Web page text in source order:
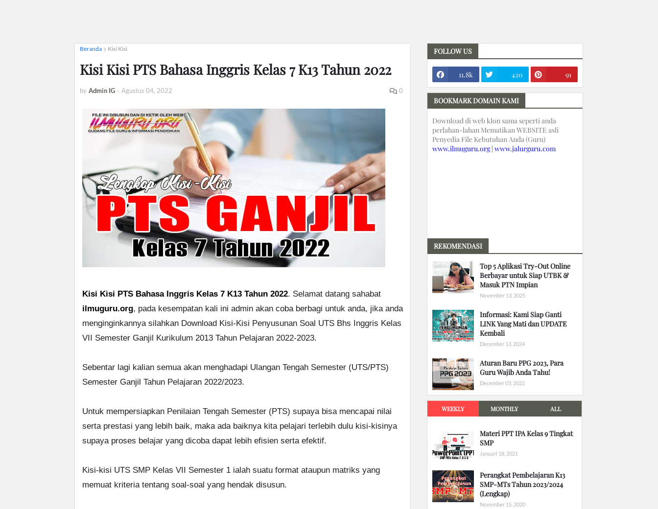
Beranda Kisi Kisi
Kisi Kisi PTS Bahasa Inggris Kelas 7 K13 Tahun 2022
by Admin IG - Agustus 04, 2022 0
Kisi Kisi PTS Bahasa Inggris Kelas 7 K13 Tahun 2022. Selamat datang sahabat
ilmuguru.org, pada kesempatan kali ini admin akan coba berbagi untuk anda, jika anda
menginginkannya silahkan Download Kisi-Kisi Penyusunan Soal UTS Bhs Inggris Kelas
VII Semester Ganjil Kurikulum 2013 Tahun Pelajaran 2022-2023.
Sebentar lagi kalian semua akan menghadapi Ulangan Tengah Semester (UTS/PTS)
Semester Ganjil Tahun Pelajaran 2022/2023.
Untuk mempersiapkan Penilaian Tengah Semester (PTS) supaya bisa mencapai nilai
serta prestasi yang lebih baik, maka ada baiknya kita pelajari terlebih dulu kisi-kisinya
supaya proses belajar yang dicoba dapat lebih efisien serta efektif.
Kisi-kisi UTS SMP Kelas VII Semester 1 ialah suatu format ataupun matriks yang
memuat kriteria tentang soal-soal yang hendak disusun.
FOLLOW US
11.8k 420 91
BOOKMARK DOMAIN KAMI
Download di web klon sama seperti anda
perlahan-lahan Mematikan WEBSITE asli
Penyedia File Kebutuhan Anda (Guru)
www.ilmuguru.org | www.jalurguru.com
REKOMENDASI
Top 5 Aplikasi Try-Out Online
Berbayar untuk Siap UTBK &
Masuk PTN Impian
November 13, 2025
Informasi: Kami Siap Ganti
LINK Yang Mati dan UPDATE
Kembali
December 13, 2024
Aturan Baru PPG 2023, Para
Guru Wajib Anda Tahu!
December 03, 2022
WEEKLY MONTHLY ALL
Materi PPT IPA Kelas 9 Tingkat
SMP
Januari 18, 2021
Perangkat Pembelajaran K13
SMP-MTs Tahun 2023/2024
(Lengkap)
November 15, 2020